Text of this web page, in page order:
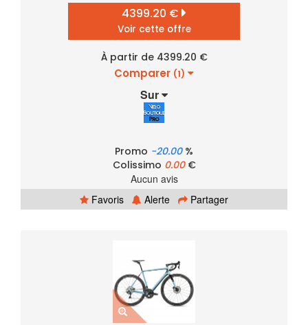
4399.20 €
Voir cette offre
À partir de 4399.20 €
Comparer (1)
Sur
Promo -20.00%
Colissimo 0.00€
Aucun avis
Favoris
Alerte Partager